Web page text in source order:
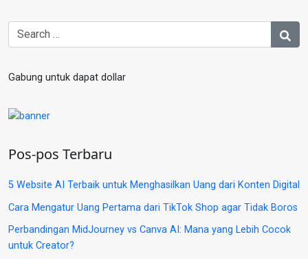
Gabung untuk dapat dollar
Pos-pos Terbaru
5 Website AI Terbaik untuk Menghasilkan Uang dari Konten Digital
Cara Mengatur Uang Pertama dari TikTok Shop agar Tidak Boros
Perbandingan MidJourney vs Canva AI: Mana yang Lebih Cocok
untuk Creator?